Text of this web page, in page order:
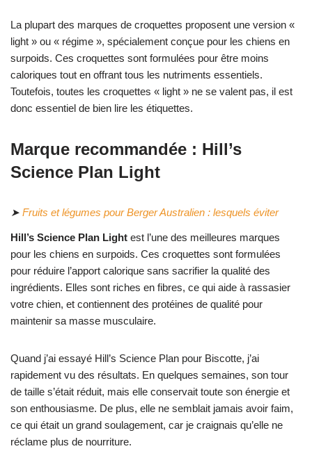
La plupart des marques de croquettes proposent une version «
light » ou « régime », spécialement conçue pour les chiens en
surpoids. Ces croquettes sont formulées pour être moins
caloriques tout en offrant tous les nutriments essentiels.
Toutefois, toutes les croquettes « light » ne se valent pas, il est
donc essentiel de bien lire les étiquettes.
Marque recommandée : Hill’s
Science Plan Light
➤ Fruits et légumes pour Berger Australien : lesquels éviter
Hill’s Science Plan Light est l’une des meilleures marques
pour les chiens en surpoids. Ces croquettes sont formulées
pour réduire l’apport calorique sans sacrifier la qualité des
ingrédients. Elles sont riches en fibres, ce qui aide à rassasier
votre chien, et contiennent des protéines de qualité pour
maintenir sa masse musculaire.
Quand j’ai essayé Hill’s Science Plan pour Biscotte, j’ai
rapidement vu des résultats. En quelques semaines, son tour
de taille s’était réduit, mais elle conservait toute son énergie et
son enthousiasme. De plus, elle ne semblait jamais avoir faim,
ce qui était un grand soulagement, car je craignais qu’elle ne
réclame plus de nourriture.